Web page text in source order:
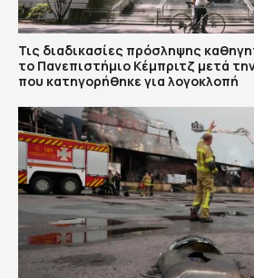
Τις διαδικασίες πρόσληψης
το Πανεπιστήμιο Κέμπριτζ μετά
που κατηγορήθηκε για λογοκλοπή